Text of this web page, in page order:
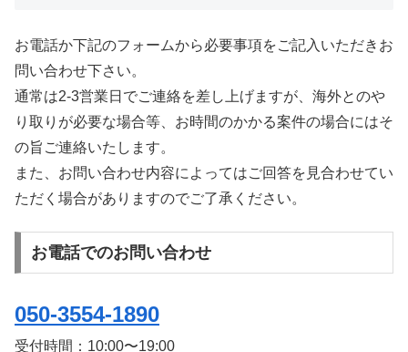
お電話か下記のフォームから必要事項をご記入いただきお
問い合わせ下さい。
通常は2-3営業日でご連絡を差し上げますが、海外とのや
り取りが必要な場合等、お時間のかかる案件の場合にはそ
の旨ご連絡いたします。
また、お問い合わせ内容によってはご回答を見合わせてい
ただく場合がありますのでご了承ください。
お電話でのお問い合わせ
050-3554-1890
受付時間： 10:00〜19:00